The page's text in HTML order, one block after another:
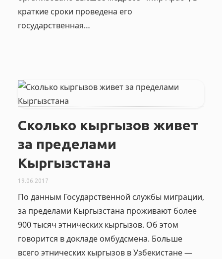
краткие сроки проведена его
государственная…
Сколько кыргызов живет
за пределами
Кыргызстана
19.06.2017
По данным Государственной службы миграции,
за пределами Кыргызстана проживают более
900 тысяч этнических кыргызов. Об этом
говорится в докладе омбудсмена. Больше
всего этнических кыргызов в Узбекистане —